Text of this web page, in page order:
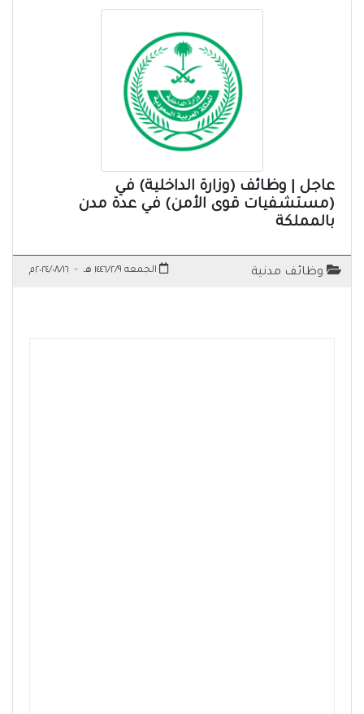
عاجل | وظائف (وزارة الداخلية) في
(مستشفيات قوى الأمن) في عدة مدن
بالمملكة
وظائف مدنية الجمعه ١٤٤٦/٢/٩ هـ - ٢٠٢٤/٠٨/١٦م